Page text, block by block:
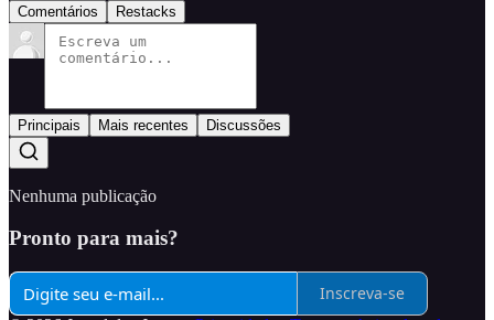
Comentários Restacks
Principais Mais recentes Discussões
Nenhuma publicação
Pronto para mais?
Inscreva-se